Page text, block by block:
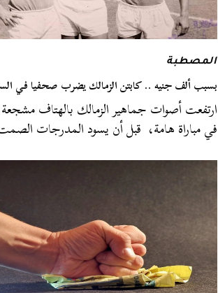
المصطبة
بسبب ألف جنيه .. كابتن الزمالك يضرب صحفيا في
ارتفعت أصوات جماهير الزمالك بالهتاف مشجعة
في مباراة هامة، قبل أن يسود المدرجات